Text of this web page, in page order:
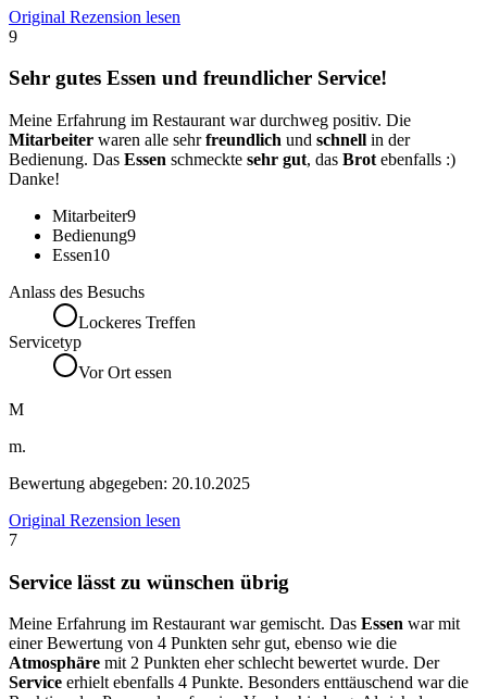
Original Rezension lesen
9
Sehr gutes Essen und freundlicher Service!
Meine Erfahrung im Restaurant war durchweg positiv. Die
Mitarbeiter waren alle sehrfreundlich und schnell in der
Bedienung. Das Essen schmeckte sehr gut, das Brot ebenfalls :)
Danke!
Mitarbeiter9
Bedienung9
Essen10
Anlass des Besuchs
Lockeres Treffen
Servicetyp
Vor Ort essen
M
m.
Bewertung abgegeben: 20.10.2025
Original Rezension lesen
7
Service lässt zu wünschen übrig
Meine Erfahrung im Restaurant war gemischt. Das Essen war mit
einer Bewertung von 4 Punkten sehr gut, ebenso wie die
Atmosphäre mit 2 Punkten eher schlecht bewertet wurde. Der
Service erhielt ebenfalls 4 Punkte. Besonders enttäuschend war die